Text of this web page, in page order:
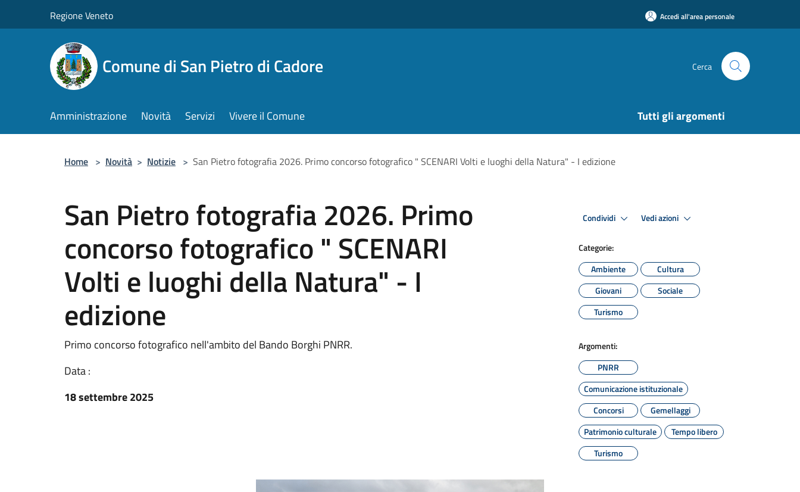
Regione Veneto Accedi all'area personale
Comune di San Pietro di Cadore Cerca
Amministrazione Novità Servizi Vivere il Comune Tutti gli argomenti
Home > Novità > Notizie > San Pietro fotografia 2026. Primo concorso fotografico " SCENARI Volti e luoghi della Natura" - I edizione
San Pietro fotografia 2026. Primo
concorso fotografico " SCENARI
Volti e luoghi della Natura" - I
edizione
Primo concorso fotografico nell'ambito del Bando Borghi PNRR.
Data :
18 settembre 2025
Condividi Vedi azioni
Categorie:
Ambiente
Cultura
Giovani
Sociale
Turismo
Argomenti:
PNRR
Comunicazione istituzionale
Concorsi
Gemellaggi
Patrimonio culturale
Tempo libero
Turismo